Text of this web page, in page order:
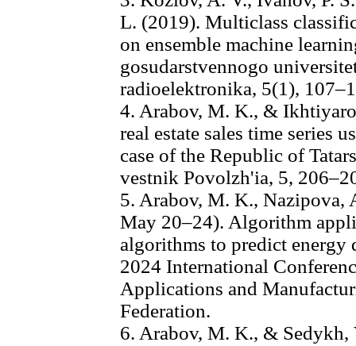
L. (2019). Multiclass
on ensemble machine
gosudarstvennogo
radioelektronika, 5(1),
4. Arabov, M. K., &
real estate sales time series
case of the Republic of
vestnik Povolzh'ia, 5,
5. Arabov, M. K., Nazipova,
May 20–24). Algorithm
algorithms to predict energy
2024 International
Applications and
Federation.
6. Arabov, M. K., & Sedykh,